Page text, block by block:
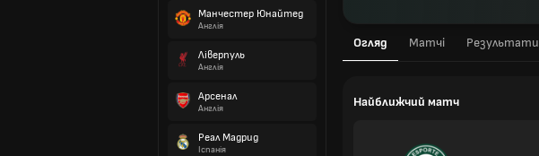
Манчестер Юнайтед
Англія
Ліверпуль
Англія
Арсенал
Англія
Реал Мадрид
Іспанія
Огляд Матчі Результати
Найближчий матч